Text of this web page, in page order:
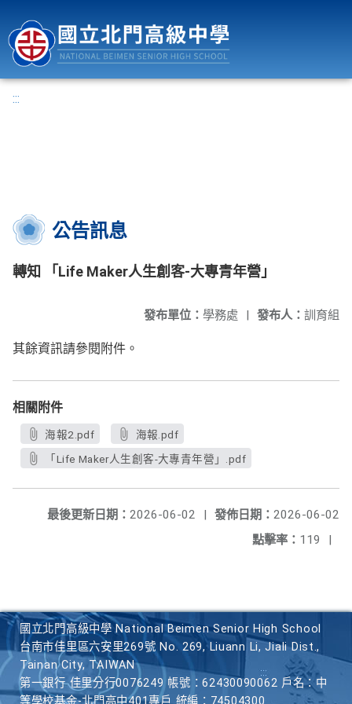
:::
公告訊息
轉知 「Life Maker人生創客-大專青年營」
發布人： 訓育組
發布單位： 學務處 |
其餘資訊請參閱附件。
相關附件
海報2.pdf
海報.pdf
「Life Maker人生創客-大專青年營」.pdf
發佈日期： 2026-06-02
最後更新日期： 2026-06-02
|
點擊率： 119 |
國立北門高級中學 National Beimen Senior High School
台南市佳里區六安里269號 No. 269, Liuann Li, Jiali Dist.,
Tainan City, TAIWAN
第一銀行 佳里分行0076249 帳號：62430090062 戶名：中
等學校基金-北門高中401專戶 統編：74504300